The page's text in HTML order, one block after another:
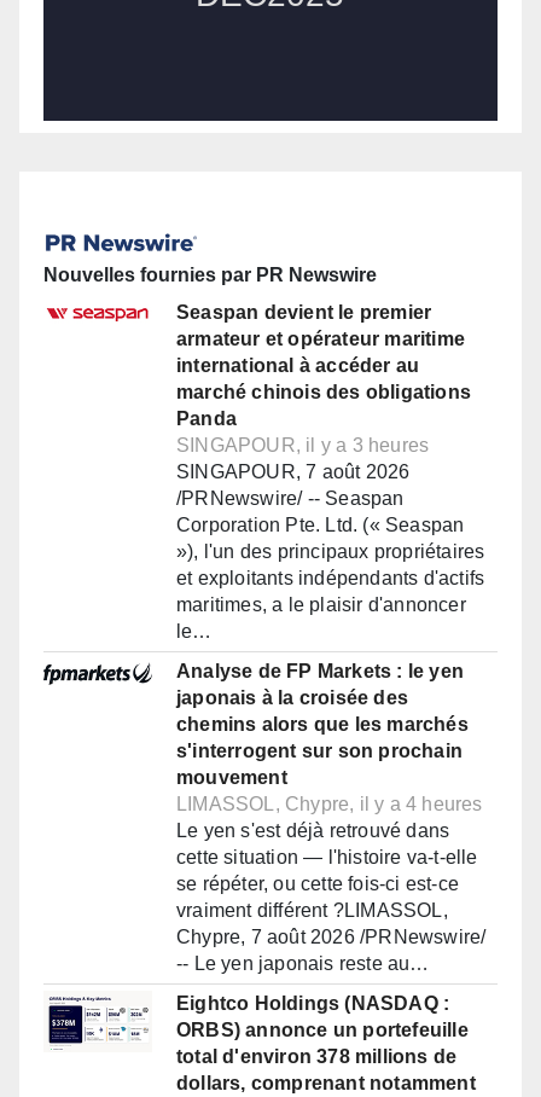
Nouvelles fournies par PR Newswire
Seaspan devient le premier
armateur et opérateur maritime
international à accéder au
marché chinois des obligations
Panda
SINGAPOUR, il y a 3 heures
SINGAPOUR, 7 août 2026
/PRNewswire/ -- Seaspan
Corporation Pte. Ltd. (« Seaspan
»), l'un des principaux propriétaires
et exploitants indépendants d'actifs
maritimes, a le plaisir d'annoncer
le…
Analyse de FP Markets : le yen
japonais à la croisée des
chemins alors que les marchés
s'interrogent sur son prochain
mouvement
LIMASSOL, Chypre, il y a 4 heures
Le yen s'est déjà retrouvé dans
cette situation — l'histoire va-t-elle
se répéter, ou cette fois-ci est-ce
vraiment différent ?LIMASSOL,
Chypre, 7 août 2026 /PRNewswire/
-- Le yen japonais reste au…
Eightco Holdings (NASDAQ :
ORBS) annonce un portefeuille
total d'environ 378 millions de
dollars, comprenant notamment